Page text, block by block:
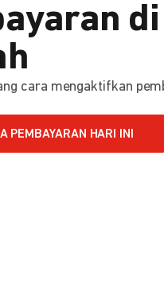
cara mengaktifkan
HARI INI